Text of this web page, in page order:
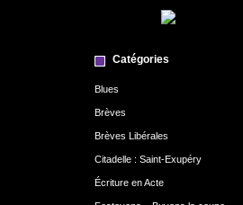
Catégories
Blues
Brèves
Brèves Libérales
Citadelle : Saint-Exupéry
Écriture en Acte